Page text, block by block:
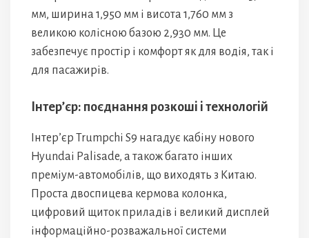
мм, ширина 1,950 мм і висота 1,760 мм з
великою колісною базою 2,930 мм. Це
забезпечує простір і комфорт як для водія, так і
для пасажирів.
Інтер’єр: поєднання розкоші і технологій
Інтер’єр Trumpchi S9 нагадує кабіну нового
Hyundai Palisade, а також багато інших
преміум-автомобілів, що виходять з Китаю.
Проста двоспицева кермова колонка,
цифровий щиток приладів і великий дисплей
інформаційно-розважальної системи